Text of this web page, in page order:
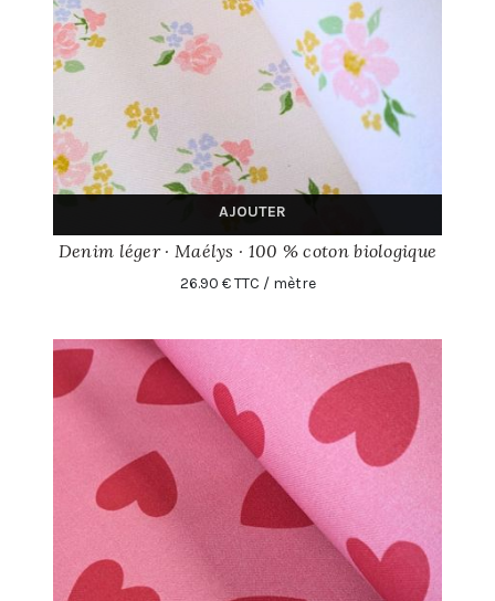
AJOUTER
Denim léger · Maélys · 100 % coton biologique
26.90 € TTC / mètre